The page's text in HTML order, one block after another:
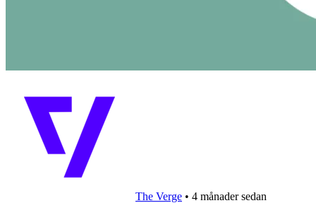
The Verge • 4 månader sedan